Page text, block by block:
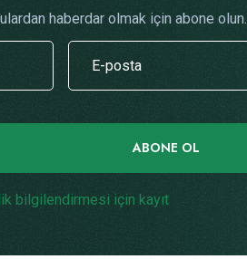
haberdar olmak için abone olun.
ABONE OL
bilgilendirmesi için kayıt